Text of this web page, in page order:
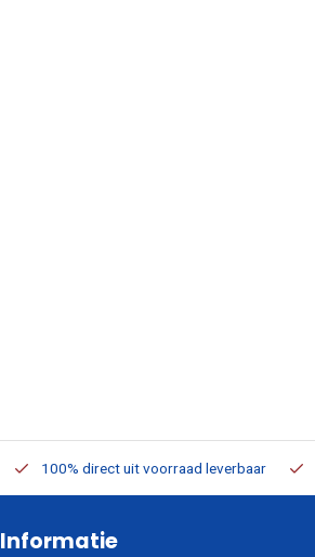
100% direct uit voorraad leverbaar
Informatie